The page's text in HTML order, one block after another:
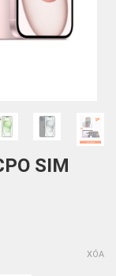
SIM
XÓA